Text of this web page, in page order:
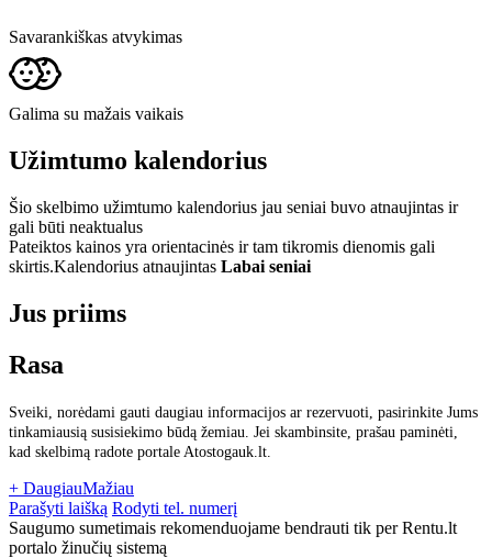
Savarankiškas atvykimas
Galima su mažais vaikais
Užimtumo kalendorius
Šio skelbimo užimtumo kalendorius jau seniai buvo atnaujintas ir
gali būti neaktualus
Pateiktos kainos yra orientacinės ir tam tikromis dienomis gali
skirtis.Kalendorius atnaujintas Labai seniai
Jus priims
Rasa
Sveiki, norėdami gauti daugiau informacijos ar rezervuoti, pasirinkite Jums
tinkamiausią susisiekimo būdą žemiau. Jei skambinsite, prašau paminėti,
kad skelbimą radote portale Atostogauk.lt.
+ DaugiauMažiau
Parašyti laišką Rodyti tel. numerį
Saugumo sumetimais rekomenduojame bendrauti tik per Rentu.lt
portalo žinučių sistemą